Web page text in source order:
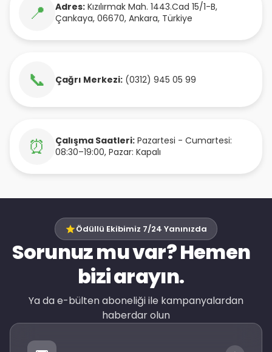
📍 Adres: Kızılırmak Mah. 1443.Cad 15/1-B,
Çankaya, 06670, Ankara, Türkiye
📞 Çağrı Merkezi: (0312) 945 05 99
⏰ Çalışma Saatleri: Pazartesi - Cumartesi:
08:30–19:00, Pazar: Kapalı
Ödüllü Ekibimiz 7/24 Yanınızda
Sorunuz mu var? Hemen
bizi arayın.
Ya da e-bülten aboneliği ile kampanyalardan
haberdar olun